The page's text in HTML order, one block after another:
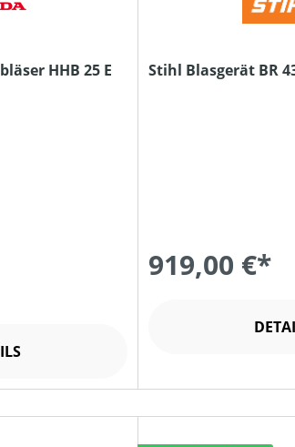
HHB 25 E Stihl Blasgerät BR
919,00 €*